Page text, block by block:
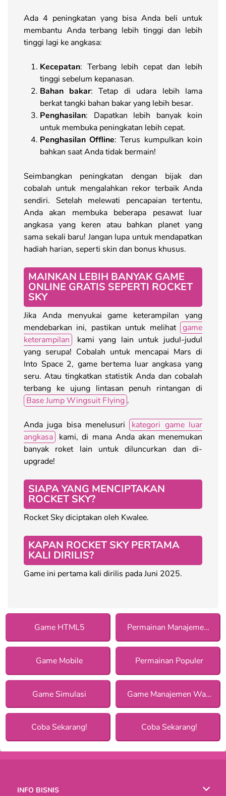
Ada 4 peningkatan yang bisa Anda beli untuk
membantu Anda terbang lebih tinggi dan lebih
tinggi lagi ke angkasa:
Kecepatan: Terbang lebih cepat dan lebih
tinggi sebelum kepanasan.
Bahan bakar: Tetap di udara lebih lama
berkat tangki bahan bakar yang lebih besar.
Penghasilan: Dapatkan lebih banyak koin
untuk membuka peningkatan lebih cepat.
Penghasilan Offline: Terus kumpulkan koin
bahkan saat Anda tidak bermain!
Seimbangkan peningkatan dengan bijak dan
cobalah untuk mengalahkan rekor terbaik Anda
sendiri. Setelah melewati pencapaian tertentu,
Anda akan membuka beberapa pesawat luar
angkasa yang keren atau bahkan planet yang
sama sekali baru! Jangan lupa untuk mendapatkan
hadiah harian, seperti skin dan bonus khusus.
MAINKAN LEBIH BANYAK GAME
ONLINE GRATIS SEPERTI ROCKET
SKY
Jika Anda menyukai game keterampilan yang
mendebarkan ini, pastikan untuk melihat game
keterampilan
kami yang lain untuk judul-judul
yang serupa! Cobalah untuk mencapai Mars di
Into Space 2, game bertema luar angkasa yang
seru. Atau tingkatkan statistik Anda dan cobalah
terbang ke ujung lintasan penuh rintangan di
Base Jump Wingsuit Flying .
Anda juga bisa menelusuri
kategori game luar
angkasa kami, di mana Anda akan menemukan
banyak roket lain untuk diluncurkan dan di-
upgrade!
SIAPA YANG MENCIPTAKAN
ROCKET SKY?
Rocket Sky diciptakan oleh Kwalee.
KAPAN ROCKET SKY PERTAMA
KALI DIRILIS?
Game ini pertama kali dirilis pada Juni 2025.
Game HTML5 Permainan Manajemen bagi Anak Perempuan
Game Mobile Permainan Populer
Game Simulasi Game Manajemen Waktu
Coba Sekarang! Coba Sekarang!
INFO BISNIS